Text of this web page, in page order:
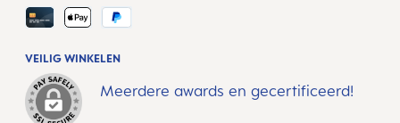
VEILIG WINKELEN
Meerdere awards en gecertificeerd!